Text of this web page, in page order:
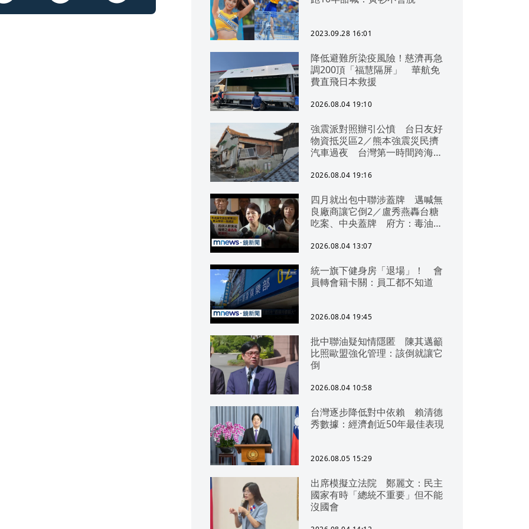
2023.09.28 16:01
降低避難所染疫風險！慈濟再急
調200頂「福慧隔屏」 華航免
費直飛日本救援
2026.08.04 19:10
強震派對照辦引公憤 台日友好
物資抵災區2／熊本強震災民擠
汽車過夜 台灣第一時間跨海急
2026.08.04 19:16
四月就出包中聯涉蓋牌 邁喊無
良廠商讓它倒2／盧秀燕轟台糖
吃案、中央蓋牌 府方：毒油一
2026.08.04 13:07
統一旗下健身房「退場」！ 會
員轉會籍卡關：員工都不知道
2026.08.04 19:45
批中聯油疑知情隱匿 陳其邁籲
比照歐盟強化管理：該倒就讓它
倒
2026.08.04 10:58
台灣逐步降低對中依賴 賴清德
秀數據：經濟創近50年最佳表現
2026.08.05 15:29
出席模擬立法院 鄭麗文：民主
國家有時「總統不重要」但不能
沒國會